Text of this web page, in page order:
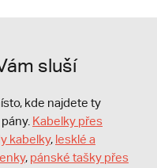
sluší
kde najdete ty
Kabelky přes
kabelky, lesklé a
, pánské tašky přes